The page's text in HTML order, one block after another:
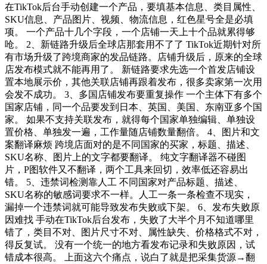
在TikTok后台手动创建一个产品，要填基本信息、类目属性、
SKU信息、产品图片、视频、物流信息，红色星号全是必填
项。 一个产品十几个字段，一个店铺一天上十个品就累得够
呛。 2、新链路升级后全球店那套用不了了 TikTok近期针对所
有市场升级了跨境商家的发品链路。店铺升级后，原来的全球
店发布模式就不能再用了。 新链路要求先选一个首发店铺设
置本地展示价，其他关联店铺再跟着发布，很多卖家第一次用
会发不成功。 3、多国店铺发布要重复操作 一个主体下有多个
国家店铺，同一个品要发到日本、英国、美国、东南亚多个国
家。 如果不支持关联发布，就得每个国家单独编辑、单独设
置价格、单独发一遍，工作量随店铺数量翻倍。 4、图片和文
案翻译麻烦 跨境店面对的是不同国家的买家，标题、描述、
SKU名称、图片上的文字都要翻译。 纯文字翻译器不碰图
片，P图软件又不翻译，两个工具来回切，效率低还容易出
错。 5、违禁词检测靠人工 不同国家对产品标题、描述、
SKU名称的敏感词要求不一样。人工一条一条检查不现实，
漏掉一个违禁词就可能导致发布失败或下架。 6、发布失败原
因难找 手动在TikTok后台发布，失败了大半个月不知道哪里
错了，类目不对、图片尺寸不对、属性缺失、价格格式不对，
得反复试。 没有一个统一的地方看发布记录和失败原因，试
错成本很高。 上面这六个痛点，说白了就是把采集货源→翻